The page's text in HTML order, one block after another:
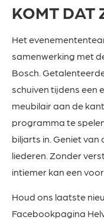
KOMT DAT
Het
samenwerking met
Bosch.
schuiven tijdens een
meubilair aan de
programma te
biljarts in. Geniet
liederen. Zonder
intiemer kan een
Houd ons laatste
Facebookpagina